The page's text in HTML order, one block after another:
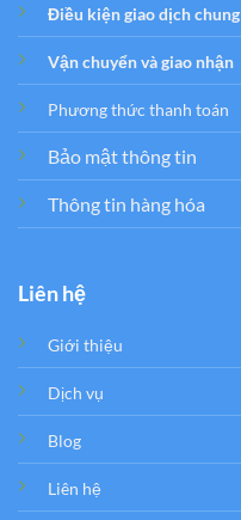
Điều kiện giao dịch chung
Vận chuyển và giao nhận
Phương thức thanh toán
Bảo mật thông tin
Thông tin hàng hóa
Liên hệ
Giới thiệu
Dịch vụ
Blog
Liên hệ